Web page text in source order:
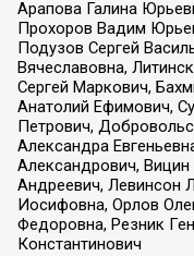
Арапова Галина
Прохоров Вадим
Подузов Сергей
Вячеславовна,
Сергей Маркович,
Анатолий Ефимович,
Петрович,
Александра
Александрович,
Андреевич, Левинсон
Иосифовна, Орлов
Федоровна, Резник
Константинович